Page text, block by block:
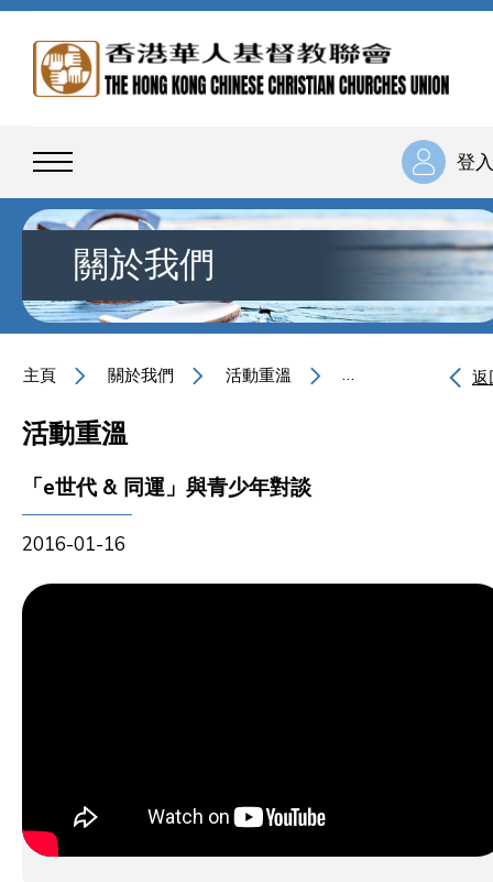
登入
關於我們
主頁 關於我們 活動重溫 「e世代 & 同運」返
活動重溫
「e世代 & 同運」與青少年對談
2016-01-16